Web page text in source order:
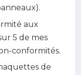
aux
5 de mes
conformités.
de